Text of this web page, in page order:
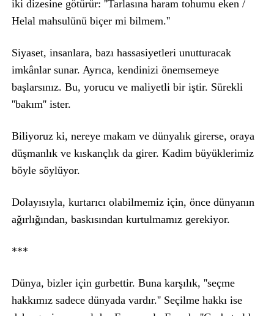
iki dizesine götürür: ''Tarlasına haram tohumu eken /
Helal mahsulünü biçer mi bilmem.''
Siyaset, insanlara, bazı hassasiyetleri unutturacak
imkânlar sunar. Ayrıca, kendinizi önemsemeye
başlarsınız. Bu, yorucu ve maliyetli bir iştir. Sürekli
''bakım'' ister.
Biliyoruz ki, nereye makam ve dünyalık girerse, oraya
düşmanlık ve kıskançlık da girer. Kadim büyüklerimiz
böyle söylüyor.
Dolayısıyla, kurtarıcı olabilmemiz için, önce dünyanın
ağırlığından, baskısından kurtulmamız gerekiyor.
***
Dünya, bizler için gurbettir. Buna karşılık, ''seçme
hakkımız sadece dünyada vardır.'' Seçilme hakkı ise